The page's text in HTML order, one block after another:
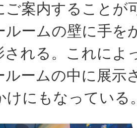
ご案内することが
ルームの壁に手
される。これによ
ルームの中に展示
けにもなっている